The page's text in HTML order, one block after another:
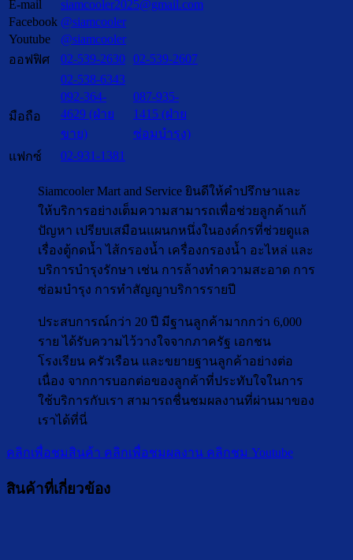
E-mail
siamcooler2025@gmail.com
Facebook @siamcooler
Youtube
@siamcooler
ออฟฟิศ
02-539-2630 02-539-2607
02-538-6343
มือถือ
092-364-
4629 (ฝ่าย
ขาย)
087-935-
1415 (ฝ่าย
ซ่อมบำรุง)
แฟกซ์
02-931-1381
Siamcooler Mart and Service ยินดีให้คำปรึกษาและ
ให้บริการอย่างเต็มความสามารถเพื่อช่วยลูกค้าแก้
ปัญหา เปรียบเสมือนแผนกหนึ่งในองค์กรที่ช่วยดูแล
เรื่องตู้กดน้ำ ไส้กรองน้ำ เครื่องกรองน้ำ อะไหล่ และ
บริการบำรุงรักษา เช่น การล้างทำความสะอาด การ
ซ่อมบำรุง การทำสัญญาบริการรายปี
ประสบการณ์กว่า 20 ปี มีฐานลูกค้ามากกว่า 6,000
ราย ได้รับความไว้วางใจจากภาครัฐ เอกชน
โรงเรียน ครัวเรือน และขยายฐานลูกค้าอย่างต่อ
เนื่อง จากการบอกต่อของลูกค้าที่ประทับใจในการ
ใช้บริการกับเรา สามารถชื่นชมผลงานที่ผ่านมาของ
เราได้ที่นี่
คลิกเพื่อชมสินค้า คลิกเพื่อชมผลงาน คลิกชม Youtube
สินค้าที่เกี่ยวข้อง